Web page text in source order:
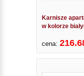
Karnisze
w kolorze
cena: